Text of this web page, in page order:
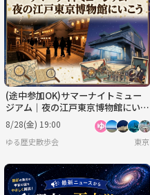
(途中参加OK)サマーナイトミュー
ジアム｜夜の江戸東京博物館にいこ
う【団体割引あり】
8/28(金) 19:00
ゆる歴史散歩会 東京